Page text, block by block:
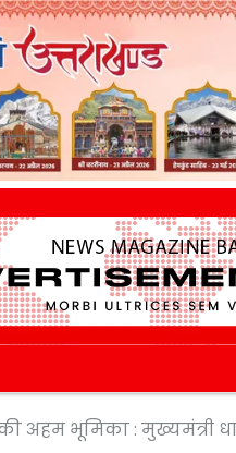
अहम भूमिका : मुख्यमंत्री